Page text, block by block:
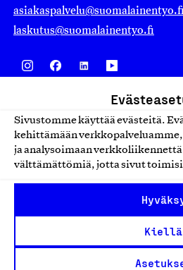
Sivustomme käyttää evästeitä.
kehittämään
ja analysoimaan
välttämättömiä, jotta sivut
Kiellä
laskutus@suomalainentyo.fi
Yhteiskunnallinen Yritys -